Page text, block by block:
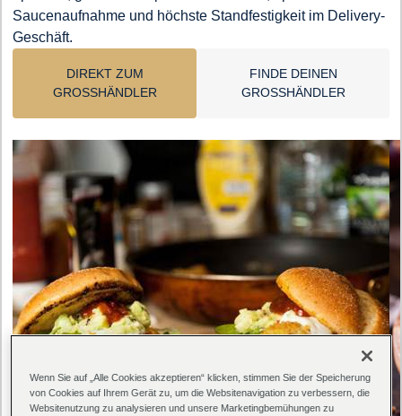
Saucenaufnahme und höchste Standfestigkeit im Delivery-
Geschäft.
DIREKT ZUM
GROSSHÄNDLER
FINDE DEINEN
GROSSHÄNDLER
Wenn Sie auf „Alle Cookies akzeptieren“ klicken, stimmen Sie der Speicherung
von Cookies auf Ihrem Gerät zu, um die Websitenavigation zu verbessern, die
Websitenutzung zu analysieren und unsere Marketingbemühungen zu